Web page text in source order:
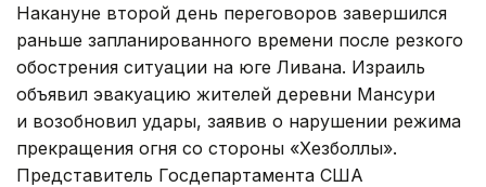
Накануне второй день переговоров завершился
раньше запланированного времени после резкого
обострения ситуации на юге Ливана. Израиль
объявил эвакуацию жителей деревни Мансури
и возобновил удары, заявив о нарушении режима
прекращения огня со стороны «Хезболлы».
Представитель Госдепартамента США